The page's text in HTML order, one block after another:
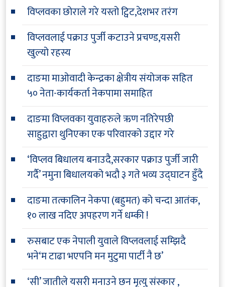
विप्लवका छोराले गरे यस्तो ट्विट,देशभर तरंग
विप्लवलाई पक्राउ पुर्जी कटाउने प्रचण्ड,यसरी
खुल्यो रहस्य
दाङमा माओवादी केन्द्रका क्षेत्रीय संयोजक सहित
५० नेता-कार्यकर्ता नेकपामा समाहित
दाङमा विप्लवका युवाहरुले ऋण नतिरेपछी
साहुद्वारा थुनिएका एक परिवारको उद्दार गरे
‘विप्लव बिधालय बनाउदै,सरकार पक्राउ पुर्जी जारी
गर्दै’ नमुना बिधालयको भदौ ३ गते भव्य उद्घाटन हुँदै
दाङमा तत्कालिन नेकपा (बहुमत) को चन्दा आतंक,
१० लाख नदिए अपहरण गर्ने धम्की !
रुसबाट एक नेपाली युवाले विप्लवलाई सम्झिदै
भने‘म टाढा भएपनि मन मुटुमा पार्टी नै छ’
‘सी’ जातीले यसरी मनाउने छन मृत्यु संस्कार ,